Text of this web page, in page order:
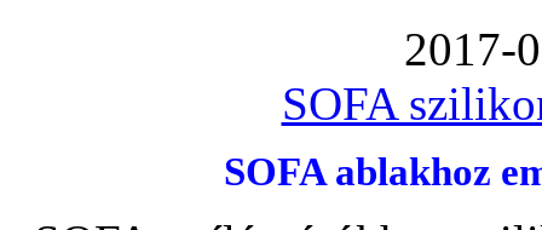
2017-
SOFA
SOFA ablakhoz